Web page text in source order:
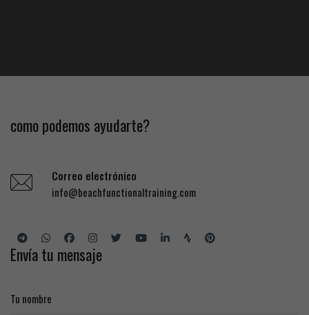
como podemos ayudarte?
Correo electrónico
info@beachfunctionaltraining.com
Envía tu mensaje
Tu nombre